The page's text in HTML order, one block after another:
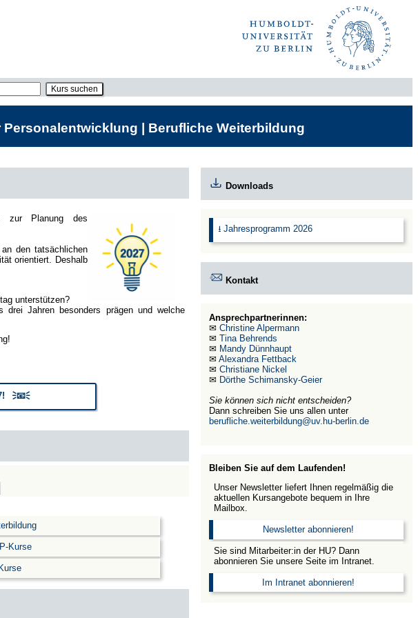
| Berufliche Weiterbildung
zur Planung des
den tatsächlichen
orientiert. Deshalb
unterstützen?
drei Jahren besonders prägen und welche
🗦📧🗧
Kurse
Downloads
⭳ Jahresprogramm 2026
Kontakt
Ansprechpartnerinnen:
✉Christine Alpermann
✉Tina Behrends
✉ Mandy Dünnhaupt
✉Alexandra Fettback
✉Christiane Nickel
✉ Dörthe Schimansky-Geier
Sie können sich nicht entscheiden?
Dann schreiben Sie uns allen unter
berufliche.weiterbildung@uv.hu-berlin.de
Bleiben Sie auf dem Laufenden!
Unser Newsletter liefert Ihnen regelmäßig die
aktuellen Kursangebote bequem in Ihre
Mailbox.
Newsletter abonnieren!
Sie sind Mitarbeiter:in der HU? Dann
abonnieren Sie unsere Seite im Intranet.
Im Intranet abonnieren!